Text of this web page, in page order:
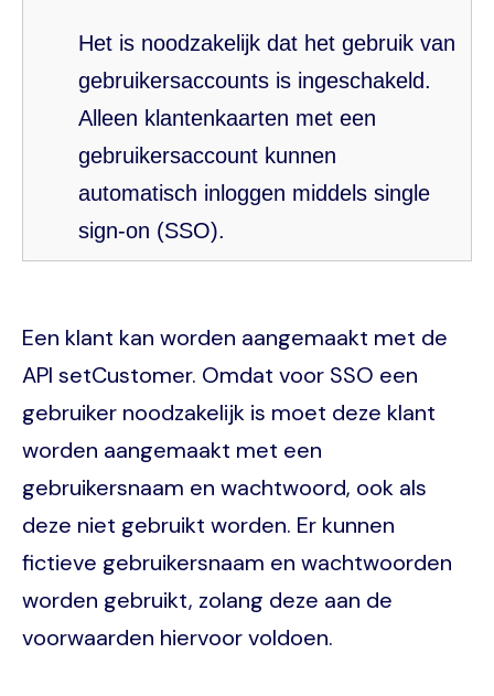
Het is noodzakelijk dat het gebruik van
gebruikersaccounts is ingeschakeld.
Alleen klantenkaarten met een
gebruikersaccount kunnen
automatisch inloggen middels single
sign-on (SSO).
Een klant kan worden aangemaakt met de
API setCustomer. Omdat voor SSO een
gebruiker noodzakelijk is moet deze klant
worden aangemaakt met een
gebruikersnaam en wachtwoord, ook als
deze niet gebruikt worden. Er kunnen
fictieve gebruikersnaam en wachtwoorden
worden gebruikt, zolang deze aan de
voorwaarden hiervoor voldoen.